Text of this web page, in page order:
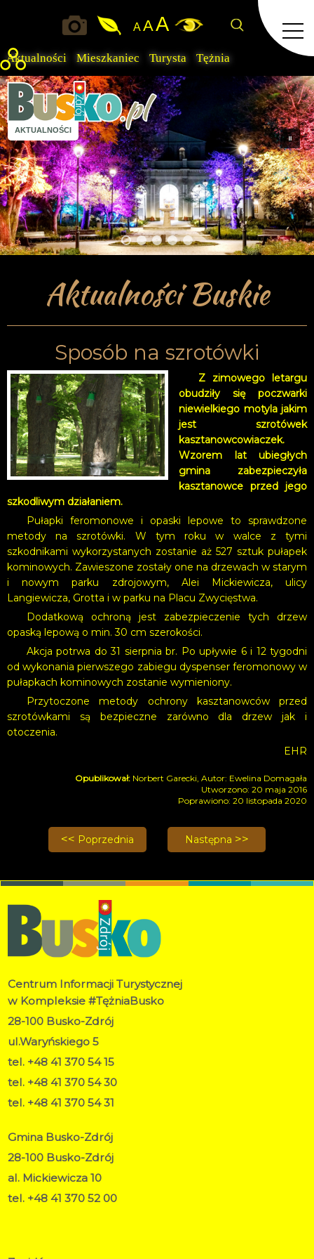
Aktualności Mieszkaniec Turysta Tężnia
A AA
AKTUALNOŚCI
Aktualności Buskie
Sposób na szrotówki
Z zimowego letargu
obudziły się poczwarki
niewielkiego motyla jakim
jest szrotówek
kasztanowcowiaczek.
Wzorem lat ubiegłych
gmina zabezpieczyła
kasztanowce przed jego
szkodliwym działaniem.
Pułapki feromonowe i opaski lepowe to sprawdzone
metody na szrotówki. W tym roku w walce z tymi
szkodnikami wykorzystanych zostanie aż 527 sztuk pułapek
kominowych. Zawieszone zostały one na drzewach w starym
i nowym parku zdrojowym, Alei Mickiewicza, ulicy
Langiewicza, Grotta i w parku na Placu Zwycięstwa.
Dodatkową ochroną jest zabezpieczenie tych drzew
opaską lepową o min. 30 cm szerokości.
Akcja potrwa do 31 sierpnia br. Po upływie 6 i 12 tygodni
od wykonania pierwszego zabiegu dyspenser feromonowy w
pułapkach kominowych zostanie wymieniony.
Przytoczone metody ochrony kasztanowców przed
szrotówkami są bezpieczne zarówno dla drzew jak i
otoczenia.
EHR
Norbert Garecki, Autor: Ewelina Domagała
Utworzono: 20 maja 2016
Poprawiono: 20 listopada 2020
Poprzednia strona: Sprawdzili swoją wiedzę
Poprzednia Następna strona:
Następna
Centrum Informacji Turystycznej
w Kompleksie #TężniaBusko
28-100 Busko-Zdrój
ul.Waryńskiego 5
tel. +48 41 370 54 15
tel. +48 41 370 54 30
tel. +48 41 370 54 31
Gmina Busko-Zdrój
28-100 Busko-Zdrój
al. Mickiewicza 10
tel. +48 41 370 52 00